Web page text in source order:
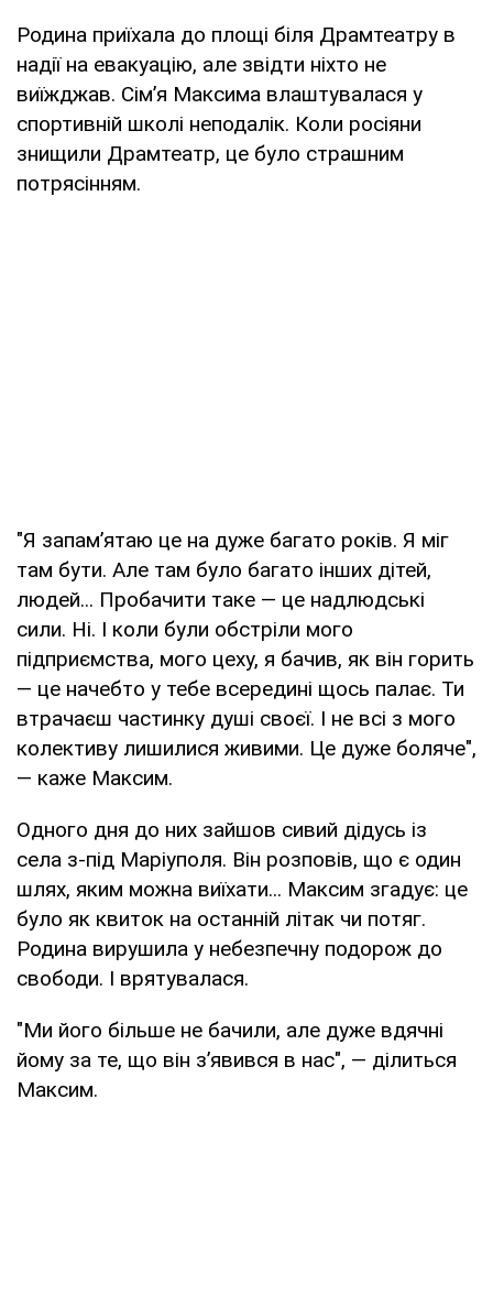
Родина приїхала до площі біля Драмтеатру в
надії на евакуацію, але звідти ніхто не
виїжджав. Сім’я Максима влаштувалася у
спортивній школі неподалік. Коли росіяни
знищили Драмтеатр, це було страшним
потрясінням.
"Я запам’ятаю це на дуже багато років. Я міг
там бути. Але там було багато інших дітей,
людей... Пробачити таке — це надлюдські
сили. Ні. І коли були обстріли мого
підприємства, мого цеху, я бачив, як він горить
— це начебто у тебе всередині щось палає. Ти
втрачаєш частинку душі своєї. І не всі з мого
колективу лишилися живими. Це дуже боляче",
— каже Максим.
Одного дня до них зайшов сивий дідусь із
села з-під Маріуполя. Він розповів, що є один
шлях, яким можна виїхати... Максим згадує: це
було як квиток на останній літак чи потяг.
Родина вирушила у небезпечну подорож до
свободи. І врятувалася.
"Ми його більше не бачили, але дуже вдячні
йому за те, що він з’явився в нас", — ділиться
Максим.